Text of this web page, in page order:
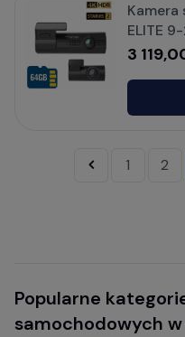
ELITE
3
« 1 2
Popularne
samochodowych